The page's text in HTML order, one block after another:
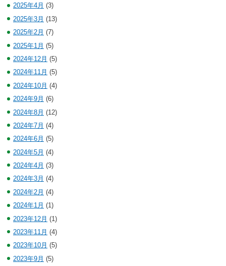
2025年4月 (3)
2025年3月 (13)
2025年2月 (7)
2025年1月 (5)
2024年12月 (5)
2024年11月 (5)
2024年10月 (4)
2024年9月 (6)
2024年8月 (12)
2024年7月 (4)
2024年6月 (5)
2024年5月 (4)
2024年4月 (3)
2024年3月 (4)
2024年2月 (4)
2024年1月 (1)
2023年12月 (1)
2023年11月 (4)
2023年10月 (5)
2023年9月 (5)